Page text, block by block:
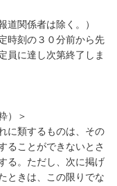
関係者は除く。）
刻の３０分前から先
員に達し次第終了しま
）＞
に類するものは、その
ることができないとさ
る。ただし、次に掲げ
ときは、この限りでな